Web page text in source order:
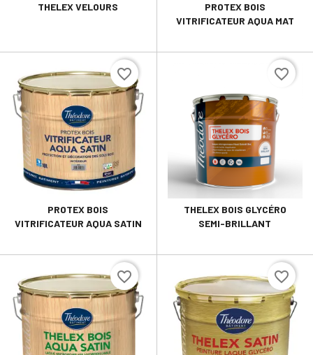
THELEX VELOURS
PROTEX BOIS
VITRIFICATEUR AQUA MAT
PROTEX BOIS
VITRIFICATEUR AQUA SATIN
favorite_border
THELEX BOIS GLYCÉRO
SEMI-BRILLANT
favorite_border
favorite_border favorite_border